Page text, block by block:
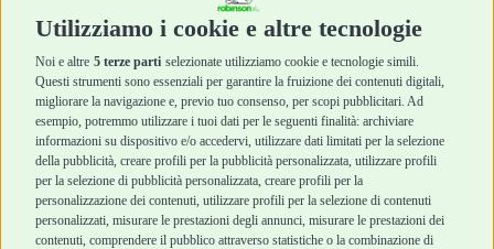
Utilizziamo i cookie e altre tecnologie
Noi e altre 5 terze parti selezionate utilizziamo cookie e tecnologie simili.
Questi strumenti sono essenziali per garantire la fruizione dei contenuti digitali,
migliorare la navigazione e, previo tuo consenso, per scopi pubblicitari. Ad
esempio, potremmo utilizzare i tuoi dati per le seguenti finalità: archiviare
informazioni su dispositivo e/o accedervi, utilizzare dati limitati per la selezione
della pubblicità, creare profili per la pubblicità personalizzata, utilizzare profili
per la selezione di pubblicità personalizzata, creare profili per la
personalizzazione dei contenuti, utilizzare profili per la selezione di contenuti
personalizzati, misurare le prestazioni degli annunci, misurare le prestazioni dei
contenuti, comprendere il pubblico attraverso statistiche o la combinazione di
Igiene e Pulizia
Accessori
Cani Mini
Top Quality
Igiene e Pulizia
Accessori
Top Quality
Robinson Pet Shop
Chi siamo
Punti vendita
Acquisti sicuri
Termini e condizioni
di vendita